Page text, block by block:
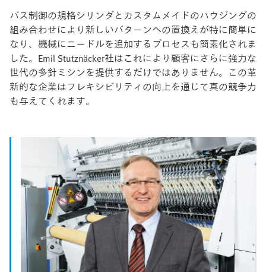
バス制御の規格シリンダとカスタムメイドのハウジングの
組み合わせにより新しいパターンへの置換えが特に簡単に
なり、機械にニードルを追加するプロセスも簡素化されま
した。Emil Stutznäcker社はこれにより顧客にさらに強力な
世代の多針ミシンを提供するだけではありません。この革
新的な企業はフレキシビリティの向上を通じて真の競争力
も与えてくれます。